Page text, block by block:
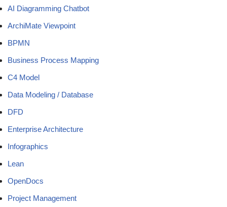
AI Diagramming Chatbot
ArchiMate Viewpoint
BPMN
Business Process Mapping
C4 Model
Data Modeling / Database
DFD
Enterprise Architecture
Infographics
Lean
OpenDocs
Project Management